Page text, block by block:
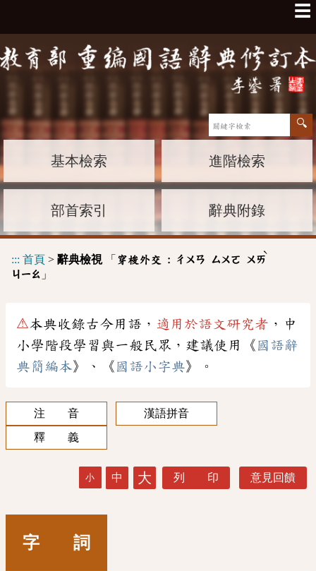
☰
基本檢索 進階檢索
部首索引 辭典附錄
::: 首頁 > 辭典檢視「 穿梭外交 : ㄔㄨㄢ ㄙㄨㄛ ㄨㄞ
ˋ
ㄐㄧㄠ 」
⚠本典收錄古今用語， 適用於語文研究者 ，中
小學階段學習與一般民眾，建議使用《 國語辭
典簡編本》、《 國語小字典》。
注 音
漢語拼音
釋 義
小 中 大 列 印 意見回饋
字 詞